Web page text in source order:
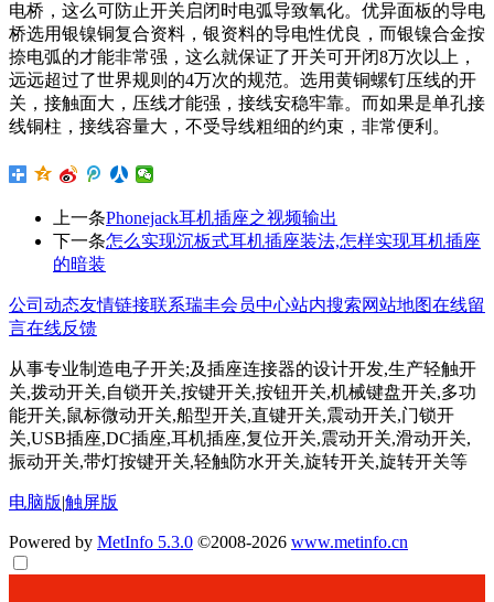
电桥，这么可防止开关启闭时电弧导致氧化。优异面板的导电
桥选用银镍铜复合资料，银资料的导电性优良，而银镍合金按
捺电弧的才能非常强，这么就保证了开关可开闭8万次以上，
远远超过了世界规则的4万次的规范。选用黄铜螺钉压线的开
关，接触面大，压线才能强，接线安稳牢靠。而如果是单孔接
线铜柱，接线容量大，不受导线粗细的约束，非常便利。
上一条Phonejack耳机插座之视频输出
下一条怎么实现沉板式耳机插座装法,怎样实现耳机插座
的暗装
公司动态友情链接联系瑞丰会员中心站内搜索网站地图在线留
言在线反馈
从事专业制造电子开关;及插座连接器的设计开发,生产轻触开
关,拨动开关,自锁开关,按键开关,按钮开关,机械键盘开关,多功
能开关,鼠标微动开关,船型开关,直键开关,震动开关,门锁开
关,USB插座,DC插座,耳机插座,复位开关,震动开关,滑动开关,
振动开关,带灯按键开关,轻触防水开关,旋转开关,旋转开关等
电脑版|触屏版
Powered by MetInfo 5.3.0 ©2008-2026 www.metinfo.cn